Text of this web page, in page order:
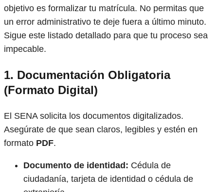
objetivo es formalizar tu matrícula. No permitas que
un error administrativo te deje fuera a último minuto.
Sigue este listado detallado para que tu proceso sea
impecable.
1. Documentación Obligatoria
(Formato Digital)
El SENA solicita los documentos digitalizados.
Asegúrate de que sean claros, legibles y estén en
formato PDF.
Documento de identidad: Cédula de
ciudadanía, tarjeta de identidad o cédula de